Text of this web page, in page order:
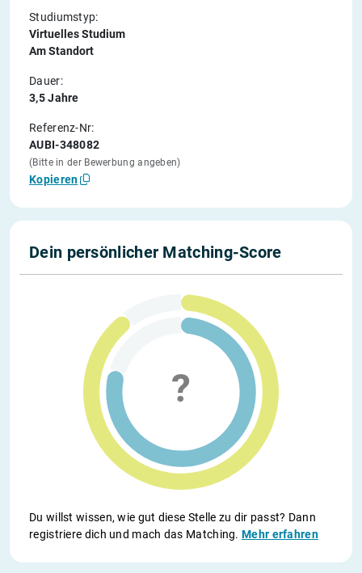
Studiumstyp:
Virtuelles Studium
Am Standort
Dauer:
3,5 Jahre
Referenz-Nr:
AUBI-348082
(Bitte in der Bewerbung angeben)
Kopieren
Dein persönlicher Matching-Score
Du willst wissen, wie gut diese Stelle zu dir passt? Dann
registriere dich und mach das Matching.Mehr erfahren